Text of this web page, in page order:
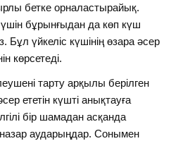
бетке орналастырайық.
бұрынғыдан да көп күш
Бұл үйкеліс күшінің өзара әсер
көрсетеді.
тарту арқылы берілген
ететін күшті анықтауға
бір шамадан асқанда
аударыңдар. Сонымен